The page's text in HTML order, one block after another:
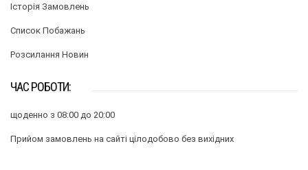
Історія Замовлень
Список Побажань
Розсилання Новин
ЧАС РОБОТИ:
щоденно з 08:00 до 20:00
Прийом замовлень на сайті цілодобово без вихідних